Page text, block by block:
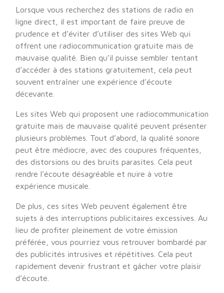
Lorsque vous recherchez des stations de radio en
ligne direct, il est important de faire preuve de
prudence et d’éviter d’utiliser des sites Web qui
offrent une radiocommunication gratuite mais de
mauvaise qualité. Bien qu’il puisse sembler tentant
d’accéder à des stations gratuitement, cela peut
souvent entraîner une expérience d’écoute
décevante.
Les sites Web qui proposent une radiocommunication
gratuite mais de mauvaise qualité peuvent présenter
plusieurs problèmes. Tout d’abord, la qualité sonore
peut être médiocre, avec des coupures fréquentes,
des distorsions ou des bruits parasites. Cela peut
rendre l’écoute désagréable et nuire à votre
expérience musicale.
De plus, ces sites Web peuvent également être
sujets à des interruptions publicitaires excessives. Au
lieu de profiter pleinement de votre émission
préférée, vous pourriez vous retrouver bombardé par
des publicités intrusives et répétitives. Cela peut
rapidement devenir frustrant et gâcher votre plaisir
d’écoute.